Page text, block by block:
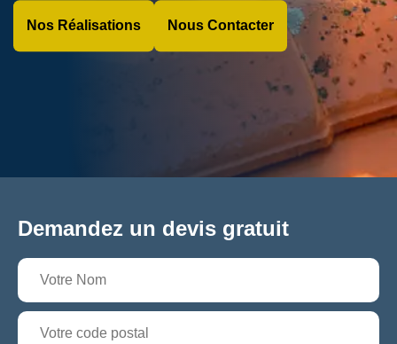
Nos Réalisations Nous Contacter
Demandez un devis gratuit